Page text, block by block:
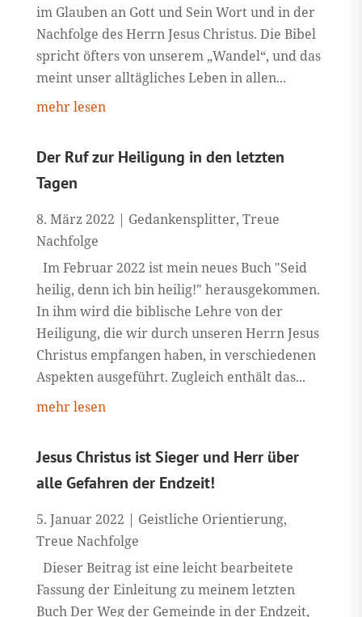
im Glauben an Gott und Sein Wort und in der
Nachfolge des Herrn Jesus Christus. Die Bibel
spricht öfters von unserem „Wandel“, und das
meint unser alltägliches Leben in allen...
mehr lesen
Der Ruf zur Heiligung in den letzten
Tagen
8. März 2022 | Gedankensplitter, Treue
Nachfolge
Im Februar 2022 ist mein neues Buch "Seid
heilig, denn ich bin heilig!" herausgekommen.
In ihm wird die biblische Lehre von der
Heiligung, die wir durch unseren Herrn Jesus
Christus empfangen haben, in verschiedenen
Aspekten ausgeführt. Zugleich enthält das...
mehr lesen
Jesus Christus ist Sieger und Herr über
alle Gefahren der Endzeit!
5. Januar 2022 | Geistliche Orientierung,
Treue Nachfolge
Dieser Beitrag ist eine leicht bearbeitete
Fassung der Einleitung zu meinem letzten
Buch Der Weg der Gemeinde in der Endzeit,